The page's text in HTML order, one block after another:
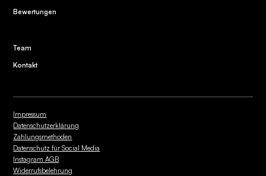
Bewertungen
Team
Kontakt
Impressum
Datenschutzerklärung
Zahlungsmethoden
Datenschutz für Social Media
Instagram AGB
Widerrufsbelehrung